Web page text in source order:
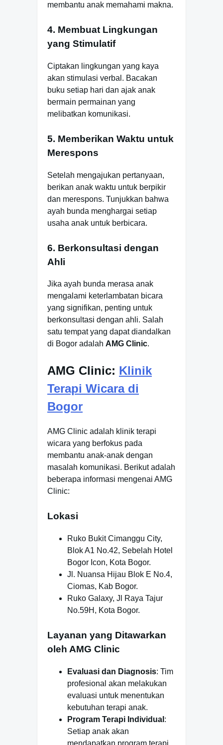
membantu anak memahami makna.
4. Membuat Lingkungan
yang Stimulatif
Ciptakan lingkungan yang kaya
akan stimulasi verbal. Bacakan
buku setiap hari dan ajak anak
bermain permainan yang
melibatkan komunikasi.
5. Memberikan Waktu untuk
Merespons
Setelah mengajukan pertanyaan,
berikan anak waktu untuk berpikir
dan merespons. Tunjukkan bahwa
ayah bunda menghargai setiap
usaha anak untuk berbicara.
6. Berkonsultasi dengan
Ahli
Jika ayah bunda merasa anak
mengalami keterlambatan bicara
yang signifikan, penting untuk
berkonsultasi dengan ahli. Salah
satu tempat yang dapat diandalkan
di Bogor adalah AMG Clinic.
AMG Clinic: Klinik
Terapi Wicara di
Bogor
AMG Clinic adalah klinik terapi
wicara yang berfokus pada
membantu anak-anak dengan
masalah komunikasi. Berikut adalah
beberapa informasi mengenai AMG
Clinic:
Lokasi
Ruko Bukit Cimanggu City,
Blok A1 No.42, Sebelah Hotel
Bogor Icon, Kota Bogor.
Jl. Nuansa Hijau Blok E No.4,
Ciomas, Kab Bogor.
Ruko Galaxy, Jl Raya Tajur
No.59H, Kota Bogor.
Layanan yang Ditawarkan
oleh AMG Clinic
Evaluasi dan Diagnosis: Tim
profesional akan melakukan
evaluasi untuk menentukan
kebutuhan terapi anak.
Program Terapi Individual :
Setiap anak akan
mendapatkan program terapi